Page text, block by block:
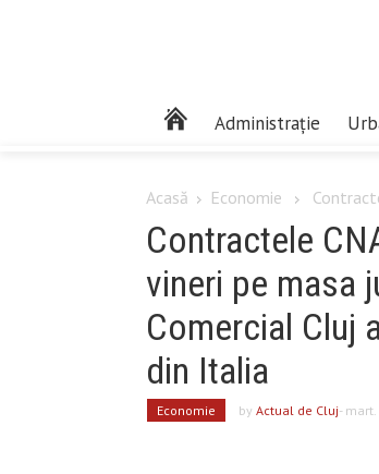
Administrație
Acasă Economie
Contractele
vineri pe masa
Comercial Cluj
din Italia
Economie byActual de Cluj-